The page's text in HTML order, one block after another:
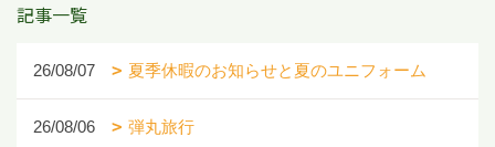
記事一覧
26/08/07 夏季休暇のお知らせと夏のユニフォーム
26/08/06 弾丸旅行